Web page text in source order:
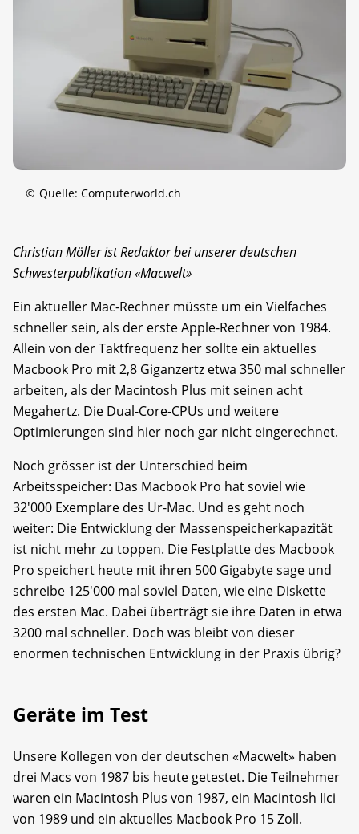
© Quelle: Computerworld.ch
Christian Möller ist Redaktor bei unserer deutschen
Schwesterpublikation «Macwelt»
Ein aktueller Mac-Rechner müsste um ein Vielfaches
schneller sein, als der erste Apple-Rechner von 1984.
Allein von der Taktfrequenz her sollte ein aktuelles
Macbook Pro mit 2,8 Giganzertz etwa 350 mal schneller
arbeiten, als der Macintosh Plus mit seinen acht
Megahertz. Die Dual-Core-CPUs und weitere
Optimierungen sind hier noch gar nicht eingerechnet.
Noch grösser ist der Unterschied beim
Arbeitsspeicher: Das Macbook Pro hat soviel wie
32'000 Exemplare des Ur-Mac. Und es geht noch
weiter: Die Entwicklung der Massenspeicherkapazität
ist nicht mehr zu toppen. Die Festplatte des Macbook
Pro speichert heute mit ihren 500 Gigabyte sage und
schreibe 125'000 mal soviel Daten, wie eine Diskette
des ersten Mac. Dabei überträgt sie ihre Daten in etwa
3200 mal schneller. Doch was bleibt von dieser
enormen technischen Entwicklung in der Praxis übrig?
Geräte im Test
Unsere Kollegen von der deutschen «Macwelt» haben
drei Macs von 1987 bis heute getestet. Die Teilnehmer
waren ein Macintosh Plus von 1987, ein Macintosh IIci
von 1989 und ein aktuelles Macbook Pro 15 Zoll.